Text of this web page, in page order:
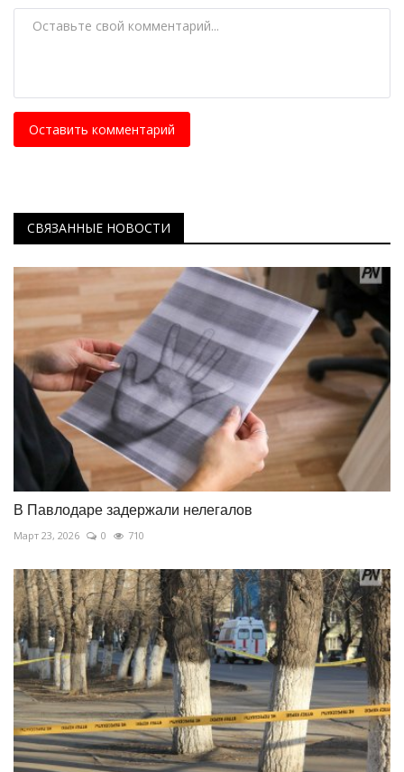
Оставить комментарий
СВЯЗАННЫЕ НОВОСТИ
В Павлодаре задержали нелегалов
Март 23, 2026 0 710